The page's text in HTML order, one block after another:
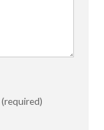
(required)